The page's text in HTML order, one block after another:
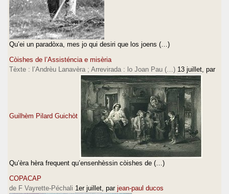
Qu’ei un paradòxa, mes jo qui desiri que los joens (…)
Còishes de l’Assisténcia e misèria
Tèxte : l’Andrèu Lanavèra ; Arrevirada : lo Joan Pau (…) 13 juillet, par
Guilhèm Pilard Guichòt
Qu’èra hèra frequent qu’ensenhèssin còishes de (…)
COPACAP
de F Vayrette-Péchali 1er juillet, par jean-paul ducos